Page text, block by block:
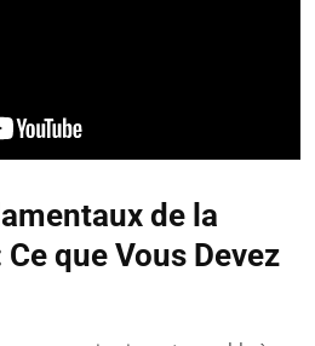
de la
que Vous Devez